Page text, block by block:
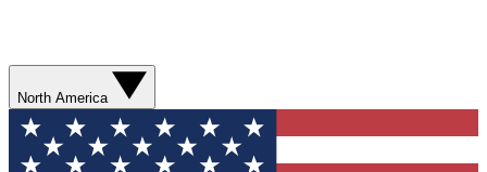
North America